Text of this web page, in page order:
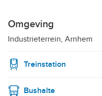
Omgeving
Industrieterrein, Arnhem
Treinstation
Bushalte